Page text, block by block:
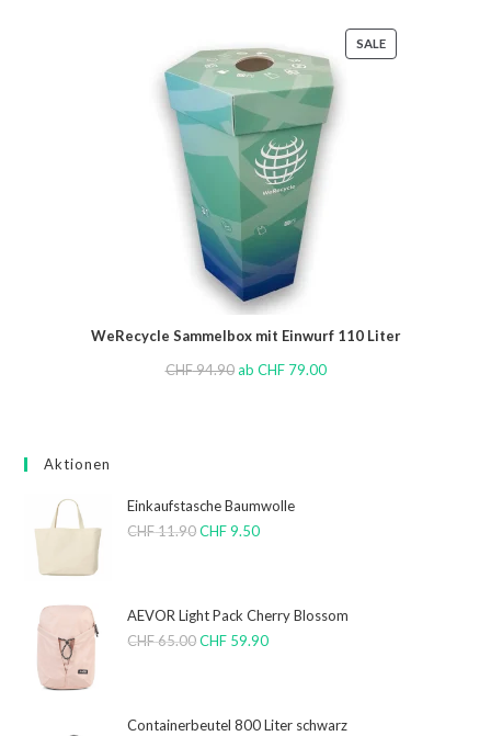
SALE
WeRecycle Sammelbox mit Einwurf 110 Liter
CHF94.90 ab CHF79.00
Aktionen
Einkaufstasche Baumwolle
CHF11.90 CHF9.50
AEVOR Light Pack Cherry Blossom
CHF65.00 CHF 59.90
Containerbeutel 800 Liter schwarz